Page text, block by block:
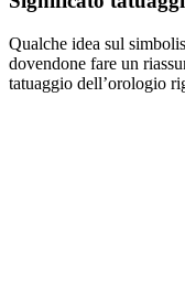
Qualche idea sul
dovendone fare un
tatuaggio dell’orologio